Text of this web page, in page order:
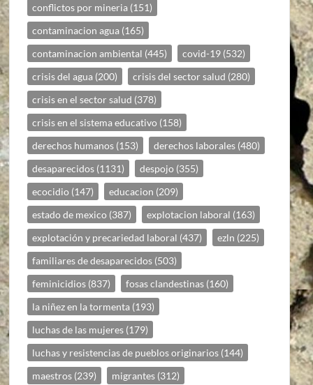
conflictos por mineria (151)
contaminacion agua (165)
contaminacion ambiental (445) covid-19 (532)
crisis del agua (200) crisis del sector salud (280)
crisis en el sector salud (378)
crisis en el sistema educativo (158)
derechos humanos (153) derechos laborales (480)
desaparecidos (1131) despojo (355)
ecocidio (147) educacion (209)
estado de mexico (387) explotacion laboral (163)
explotación y precariedad laboral (437) ezln (225)
familiares de desaparecidos (503)
feminicidios (837) fosas clandestinas (160)
la niñez en la tormenta (193)
luchas de las mujeres (179)
luchas y resistencias de pueblos originarios (144)
maestros (239) migrantes (312)